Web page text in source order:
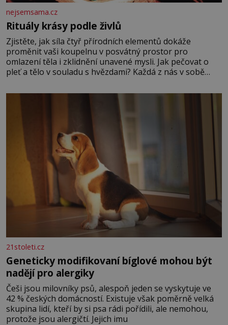
nejsemsama.cz
Rituály krásy podle živlů
Zjistěte, jak síla čtyř přírodních elementů dokáže
proměnit vaši koupelnu v posvátný prostor pro
omlazení těla i zklidnění unavené mysli. Jak pečovat o
pleť a tělo v souladu s hvězdami? Každá z nás v sobě
povaze, ale i v potřebách naší pokožky. Ohnivá znamení
Ženy narozené ve znamení Berana, Lva a Střelce v sobě
nesou žár, odvahu a neutuchající elán. Vaše
21stoleti.cz
Geneticky modifikovaní bíglové mohou být
nadějí pro alergiky
Češi jsou milovníky psů, alespoň jeden se vyskytuje ve
42 % českých domácností. Existuje však poměrně velká
skupina lidí, kteří by si psa rádi pořídili, ale nemohou,
protože jsou alergičtí. Jejich imu